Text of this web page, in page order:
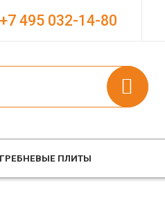
+7 495 032-14-80
ПЛИТЫ